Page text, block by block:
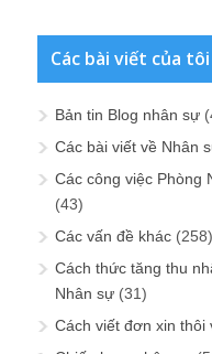
Các bài viết của tôi
Bản tin Blog nhân sự
Các bài viết về Nhân
Các công việc Phòng
(43)
Các vấn đề khác (258)
Cách thức tăng thu
Nhân sự (31)
Cách viết đơn xin thôi